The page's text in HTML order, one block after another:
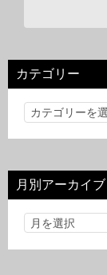
カテゴリー
カ
リ
ー
月別アーカイブ